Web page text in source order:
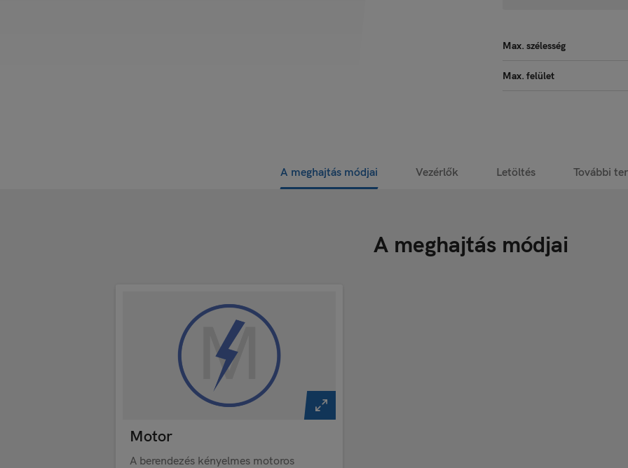
Max. szélesség
Max. felület
A meghajtás módjai Vezérlők Letöltés További
A meghajtás módjai
Motor
A berendezés kényelmes motoros